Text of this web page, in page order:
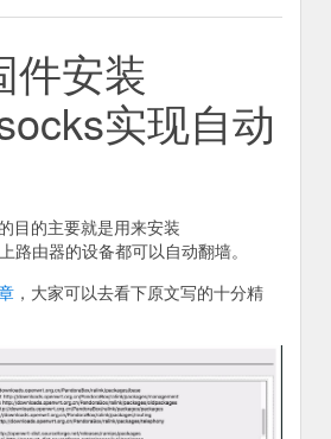
件安装
实现自动
目的主要就是用来安装
路由器的设备都可以自动翻墙。
，大家可以去看下原文写的十分精